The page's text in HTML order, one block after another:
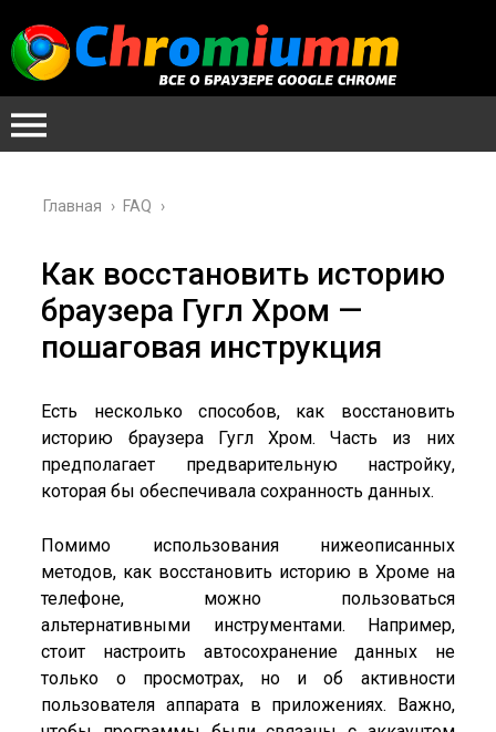
Главная › FAQ ›
Как восстановить историю
браузера Гугл Хром —
пошаговая инструкция
Есть несколько способов, как восстановить
историю браузера Гугл Хром. Часть из них
предполагает предварительную настройку,
которая бы обеспечивала сохранность данных.
Помимо использования нижеописанных
методов, как восстановить историю в Хроме на
телефоне, можно пользоваться
альтернативными инструментами. Например,
стоит настроить автосохранение данных не
только о просмотрах, но и об активности
пользователя аппарата в приложениях. Важно,